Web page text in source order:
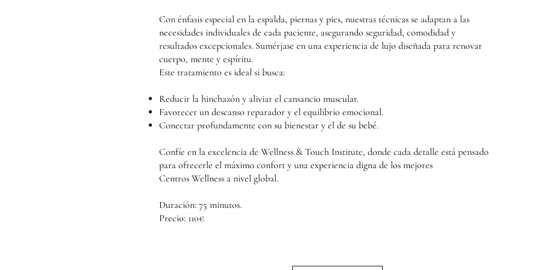
Con énfasis especial en la espalda, piernas y pies, nuestras técnicas se adaptan a las
necesidades individuales de cada paciente, asegurando seguridad, comodidad y
resultados excepcionales. Sumérjase en una experiencia de lujo diseñada para renovar
cuerpo, mente y espíritu.
Este tratamiento es ideal si busca:
Reducir la hinchazón y aliviar el cansancio muscular.
Favorecer un descanso reparador y el equilibrio emocional.
Conectar profundamente con su bienestar y el de su bebé.
Confíe en la excelencia de Wellness & Touch Institute, donde cada detalle está pensado
para ofrecerle el máximo confort y una experiencia digna de los mejores
Centros Wellness a nivel global.
Duración: 75 minutos.
Precio: 110€